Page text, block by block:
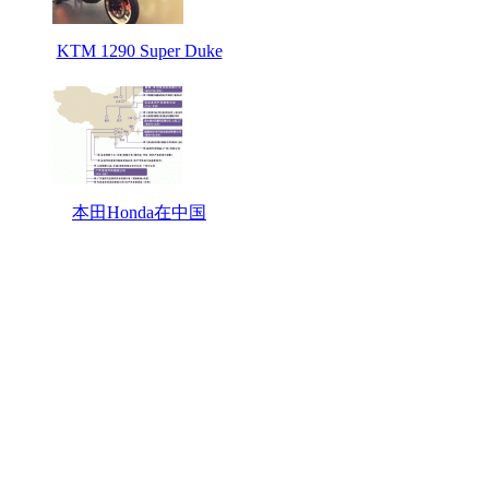
KTM 1290 Super Duke
本田Honda在中国